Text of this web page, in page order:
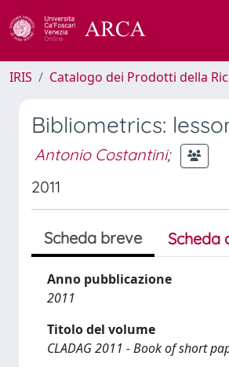
IRIS Catalogo dei Prodotti della
Bibliometrics:
Antonio Costantini;
2011
Scheda breve Scheda
Anno pubblicazione
2011
Titolo del volume
CLADAG 2011 - Book of short